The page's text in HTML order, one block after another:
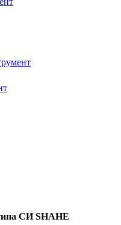
СИ SHAHE